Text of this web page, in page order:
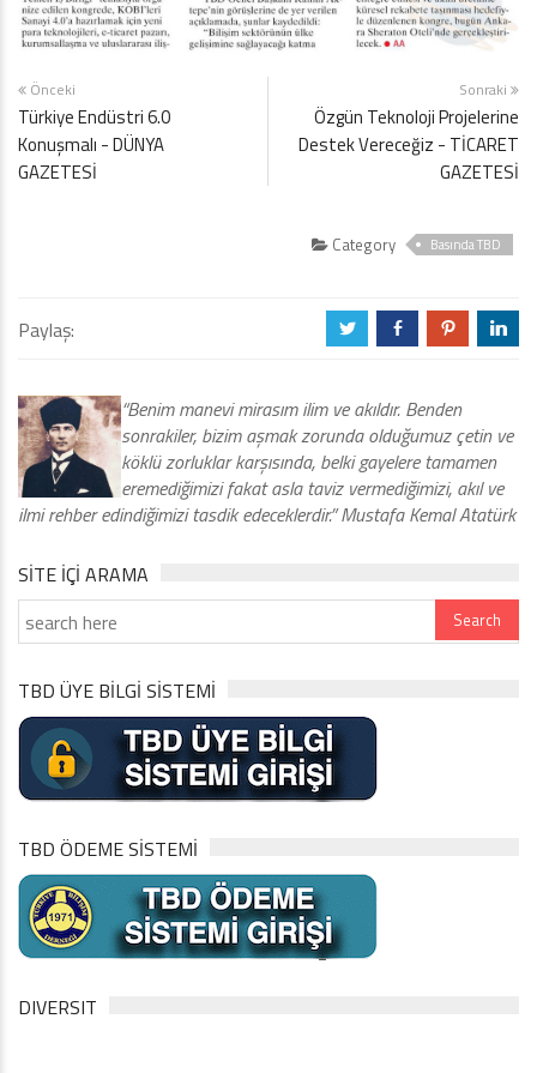
Önceki
Türkiye Endüstri 6.0
Konuşmalı - DÜNYA
GAZETESİ
Sonraki
Özgün Teknoloji Projelerine
Destek Vereceğiz - TİCARET
GAZETESİ
Category Basında TBD
Paylaş: a b d j
“Benim manevi mirasım ilim ve akıldır. Benden
sonrakiler, bizim aşmak zorunda olduğumuz çetin ve
köklü zorluklar karşısında, belki gayelere tamamen
eremediğimizi fakat asla taviz vermediğimizi, akıl ve
ilmi rehber edindiğimizi tasdik edeceklerdir.” Mustafa Kemal Atatürk
SITE IÇI ARAMA
TBD ÜYE BİLGİ SİSTEMİ
TBD ÖDEME SİSTEMİ
DIVERSIT